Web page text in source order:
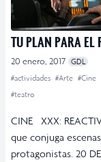
TU PLAN PARA EL
20 enero, 2017 GDL
#actividades #Arte #Cine
#teatro
CINE XXX:
que conjuga
protagonistas. 20